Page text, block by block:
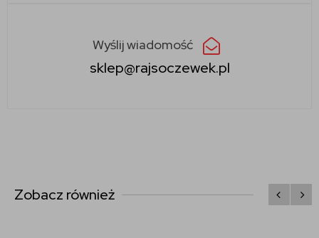
Wyślij wiadomość
sklep@rajsoczewek.pl
Zobacz również